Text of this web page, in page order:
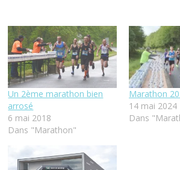
Un 2ème marathon bien
arrosé
6 mai 2018
Dans "Marathon"
Marathon
14 mai 2024
Dans